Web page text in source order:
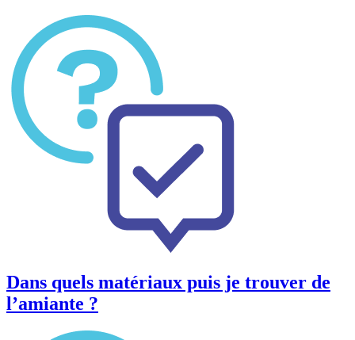
Dans quels matériaux puis je trouver de
l’amiante ?